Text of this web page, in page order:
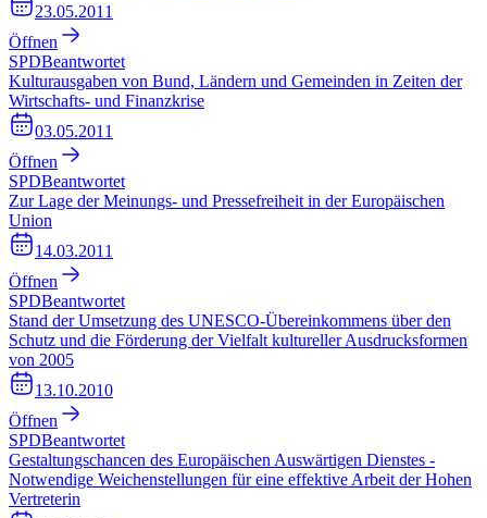
23.05.2011
Öffnen
SPDBeantwortet
Kulturausgaben von Bund, Ländern und Gemeinden in Zeiten der
Wirtschafts- und Finanzkrise
03.05.2011
Öffnen
SPDBeantwortet
Zur Lage der Meinungs- und Pressefreiheit in der Europäischen
Union
14.03.2011
Öffnen
SPDBeantwortet
Stand der Umsetzung des UNESCO-Übereinkommens über den
Schutz und die Förderung der Vielfalt kultureller Ausdrucksformen
von 2005
13.10.2010
Öffnen
SPDBeantwortet
Gestaltungschancen des Europäischen Auswärtigen Dienstes -
Notwendige Weichenstellungen für eine effektive Arbeit der Hohen
Vertreterin